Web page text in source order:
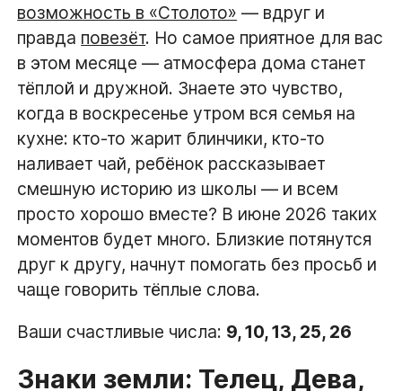
возможность в «Столото» — вдруг и
правда повезёт. Но самое приятное для вас
в этом месяце — атмосфера дома станет
тёплой и дружной. Знаете это чувство,
когда в воскресенье утром вся семья на
кухне: кто-то жарит блинчики, кто-то
наливает чай, ребёнок рассказывает
смешную историю из школы — и всем
просто хорошо вместе? В июне 2026 таких
моментов будет много. Близкие потянутся
друг к другу, начнут помогать без просьб и
чаще говорить тёплые слова.
Ваши счастливые числа: 9, 10, 13, 25, 26
Знаки земли: Телец, Дева,